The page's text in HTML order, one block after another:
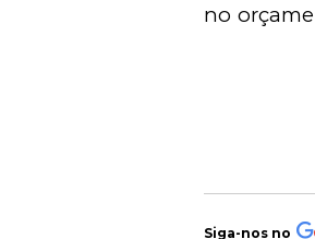
no
Siga-nos no